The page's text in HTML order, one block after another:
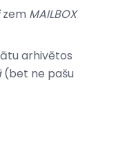
zem MAILBOX
arhivētos
(bet ne pašu